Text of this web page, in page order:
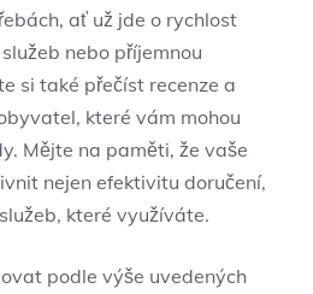
ať už jde o rychlost
nebo příjemnou
si také přečíst recenze a
které vám mohou
Mějte na paměti, že vaše
nejen efektivitu doručení,
které využíváte.
podle výše uvedených